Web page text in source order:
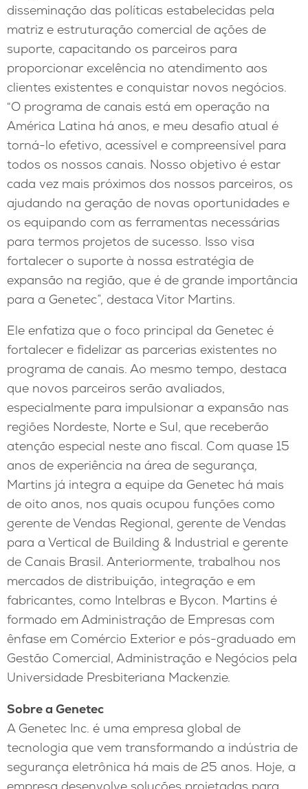
disseminação das políticas estabelecidas pela
matriz e estruturação comercial de ações de
suporte, capacitando os parceiros para
proporcionar excelência no atendimento aos
clientes existentes e conquistar novos negócios.
“O programa de canais está em operação na
América Latina há anos, e meu desafio atual é
torná-lo efetivo, acessível e compreensível para
todos os nossos canais. Nosso objetivo é estar
cada vez mais próximos dos nossos parceiros, os
ajudando na geração de novas oportunidades e
os equipando com as ferramentas necessárias
para termos projetos de sucesso. Isso visa
fortalecer o suporte à nossa estratégia de
expansão na região, que é de grande importância
para a Genetec”, destaca Vitor Martins.
Ele enfatiza que o foco principal da Genetec é
fortalecer e fidelizar as parcerias existentes no
programa de canais. Ao mesmo tempo, destaca
que novos parceiros serão avaliados,
especialmente para impulsionar a expansão nas
regiões Nordeste, Norte e Sul, que receberão
atenção especial neste ano fiscal. Com quase 15
anos de experiência na área de segurança,
Martins já integra a equipe da Genetec há mais
de oito anos, nos quais ocupou funções como
gerente de Vendas Regional, gerente de Vendas
para a Vertical de Building & Industrial e gerente
de Canais Brasil. Anteriormente, trabalhou nos
mercados de distribuição, integração e em
fabricantes, como Intelbras e Bycon. Martins é
formado em Administração de Empresas com
ênfase em Comércio Exterior e pós-graduado em
Gestão Comercial, Administração e Negócios pela
Universidade Presbiteriana Mackenzie.
Sobre a Genetec
A Genetec Inc. é uma empresa global de
tecnologia que vem transformando a indústria de
segurança eletrônica há mais de 25 anos. Hoje, a
empresa desenvolve soluções projetadas para